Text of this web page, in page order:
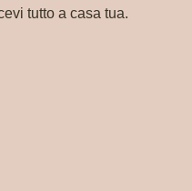
tutto a casa tua.